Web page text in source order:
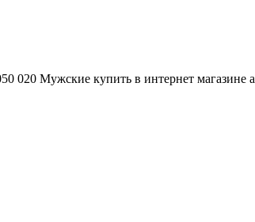
020 Мужские купить в интернет магазине